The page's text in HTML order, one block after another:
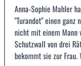
Anna-Sophie Mahler
"Turandot" einen ganz
nicht mit einem Mann
Schutzwall von drei
bekommt sie zur